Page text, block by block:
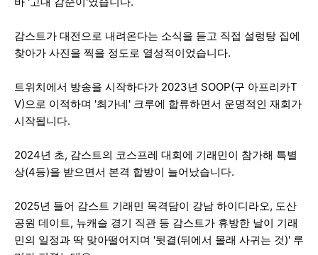
감스트가 대전으로 내려온다는 소식을 듣고 직접 설렁탕 집에
찾아가 사진을 찍을 정도로 열성적이었습니다.
트위치에서 방송을 시작하다가 2023년 SOOP(구 아프리카T
V)으로 이적하며 '최가네' 크루에 합류하면서 운명적인 재회가
시작됩니다.
2024년 초, 감스트의 코스프레 대회에 기래민이 참가해 특별
상(4등)을 받으면서 본격 합방이 늘어났습니다.
2025년 들어 감스트 기래민 목격담이 강남 하이디라오, 도산
공원 데이트, 뉴캐슬 경기 직관 등 감스트가 휴방한 날이 기래
민의 일정과 딱 맞아떨어지며 '뒷결(뒤에서 몰래 사귀는 것)' 루